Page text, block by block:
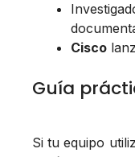
Cisco
Guía
Si tu equipo